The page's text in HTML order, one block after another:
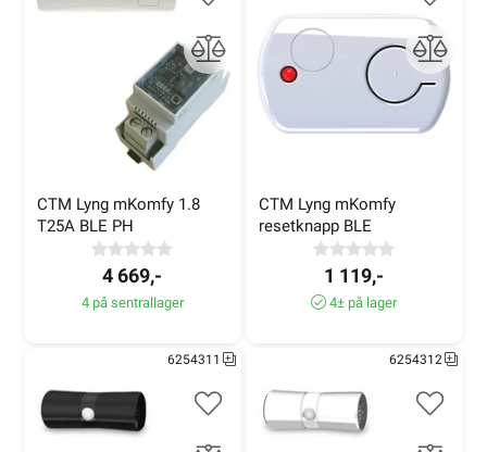
CTM Lyng mKomfy 1.8
T25A BLE PH
4 669,-
4 på sentrallager
CTM Lyng mKomfy
resetknapp BLE
1 119,-
4± på lager
6254311 6254312